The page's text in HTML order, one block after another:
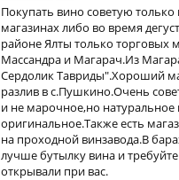
Покупать вино советую
магазинах либо во время
районе Ялты только торговых
Массандра и Магарач.Из
Сердолик Тавриды".Хороший
разлив в с.Пушкино.Очень
и не марочное,но натуральное
оригинальное.Также есть
на проходной винзавода.В
лучше бутылку вина и
открывали при вас.